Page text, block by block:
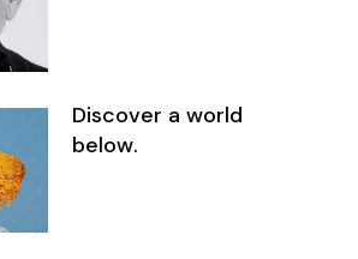
Discover a world
below.